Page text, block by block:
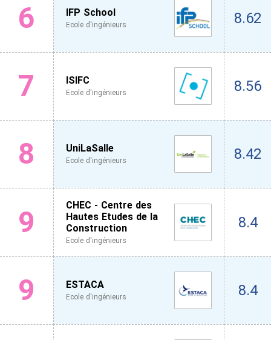
6 IFP School
Ecole d'ingénieurs 8.62
7 ISIFC
Ecole d'ingénieurs 8.56
8 UniLaSalle
Ecole d'ingénieurs 8.42
9
CHEC - Centre des
Hautes Etudes de la
Construction
Ecole d'ingénieurs
8.4
9 ESTACA
Ecole d'ingénieurs 8.4